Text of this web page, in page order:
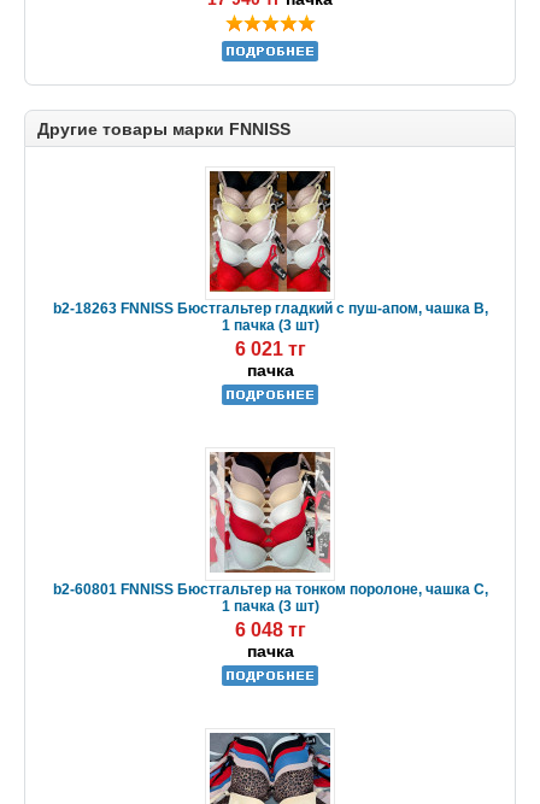
Другие товары марки FNNISS
b2-18263 FNNISS Бюстгальтер гладкий с пуш-апом, чашка В,
1 пачка (3 шт)
6 021 тг
пачка
b2-60801 FNNISS Бюстгальтер на тонком поролоне, чашка C,
1 пачка (3 шт)
6 048 тг
пачка